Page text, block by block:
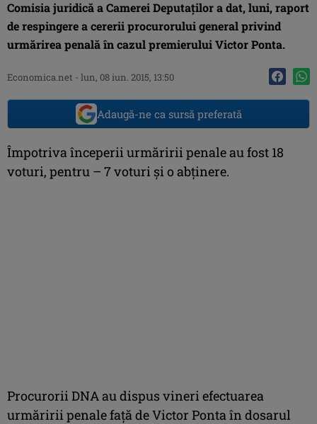
Comisia juridică a Camerei Deputaţilor a dat, luni, raport
de respingere a cererii procurorului general privind
urmărirea penală în cazul premierului Victor Ponta.
Economica.net - lun, 08 iun. 2015, 13:50
Adaugă-ne ca sursă preferată
Împotriva începerii urmăririi penale au fost 18
voturi, pentru – 7 voturi şi o abţinere.
Procurorii DNA au dispus vineri efectuarea
urmăririi penale față de Victor Ponta în dosarul